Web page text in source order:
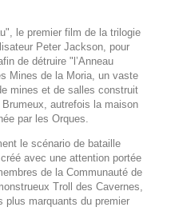
le premier film de la trilogie
Peter Jackson, pour
de détruire "l’Anneau
Mines de la Moria, un vaste
mines et de salles construit
autrefois la maison
par les Orques.
le scénario de bataille
avec une attention portée
de la Communauté de
Troll des Cavernes,
plus marquants du premier